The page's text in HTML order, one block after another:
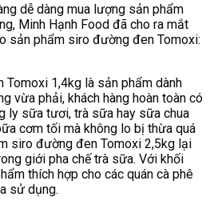
dễ dàng mua lượng sản phẩm
Minh Hạnh Food đã cho ra mắt
sản phẩm siro đường đen Tomoxi:
1,4kg là sản phẩm dành
vừa phải, khách hàng hoàn toàn có
ly sữa tươi, trà sữa hay sữa chua
cơm tối mà không lo bị thừa quá
siro đường đen Tomoxi 2,5kg lại
giới pha chế trà sữa. Với khối
thích hợp cho các quán cà phê
sử dụng.